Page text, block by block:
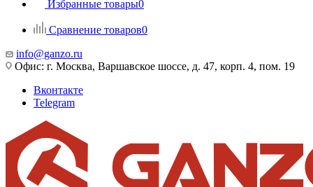
Избранные товары0
Сравнение товаров0
info@ganzo.ru
Офис: г. Москва, Варшавское шоссе, д. 47, корп. 4, пом. 19
Вконтакте
Telegram